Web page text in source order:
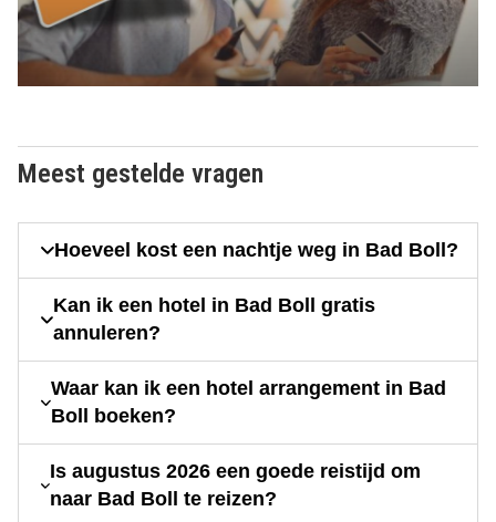
Meest gestelde vragen
Hoeveel kost een nachtje weg in Bad Boll?
Kan ik een hotel in Bad Boll gratis
annuleren?
Waar kan ik een hotel arrangement in Bad
Boll boeken?
Is augustus 2026 een goede reistijd om
naar Bad Boll te reizen?